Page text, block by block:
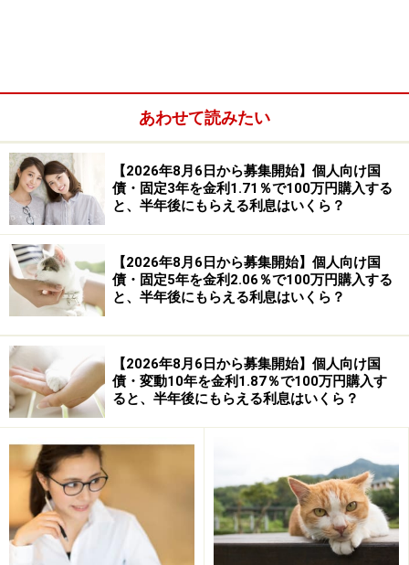
参照：変動10年「第194回債」 財務省
個人向け国債「変動10年」は、金利上昇期
に注目される「守りの資産」
個人向け国債には、「変動10年」「固定5年」「固定3
年」の3種類があります。
今回ご紹介する「変動10年」は、半年ごとに金利が見直
される「変動金利型」の国債です。満期は10年ですが、
金利環境に応じて受け取る利息が変わるのが特徴です。
金利は、10年国債の市場金利をもとに決まり、「基準金
利×0.66」で計算されます。そのため、市場金利が上昇す
れば、受け取れる利息も増える可能性があります。一方
あわせて読みたい
【2026年8月6日から募集開始】個人向け国
債・固定3年を金利1.71％で100万円購入する
と、半年後にもらえる利息はいくら？
【2026年8月6日から募集開始】個人向け国
債・固定5年を金利2.06％で100万円購入する
と、半年後にもらえる利息はいくら？
【2026年8月6日から募集開始】個人向け国
債・変動10年を金利1.87％で100万円購入す
ると、半年後にもらえる利息はいくら？